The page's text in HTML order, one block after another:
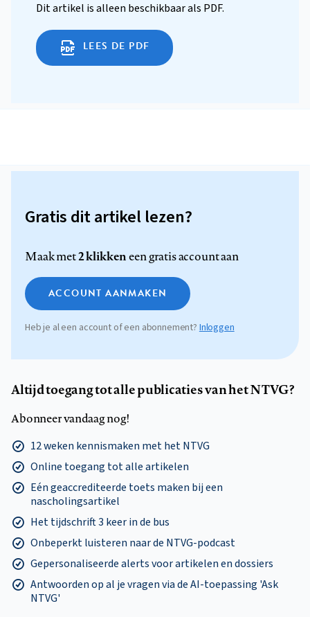
Dit artikel is alleen beschikbaar als PDF.
LEES DE PDF
Gratis dit artikel lezen?
Maak met2 klikkeneen gratis account aan
ACCOUNT AANMAKEN
Heb je al een account of een abonnement? Inloggen
Altijd toegang tot alle publicaties van het NTVG?
Abonneer vandaag nog!
12 weken kennismaken met het NTVG
Online toegang tot alle artikelen
Eén geaccrediteerde toets maken bij een
nascholingsartikel
Het tijdschrift 3 keer in de bus
Onbeperkt luisteren naar de NTVG-podcast
Gepersonaliseerde alerts voor artikelen en dossiers
Antwoorden op al je vragen via de AI-toepassing 'Ask
NTVG'